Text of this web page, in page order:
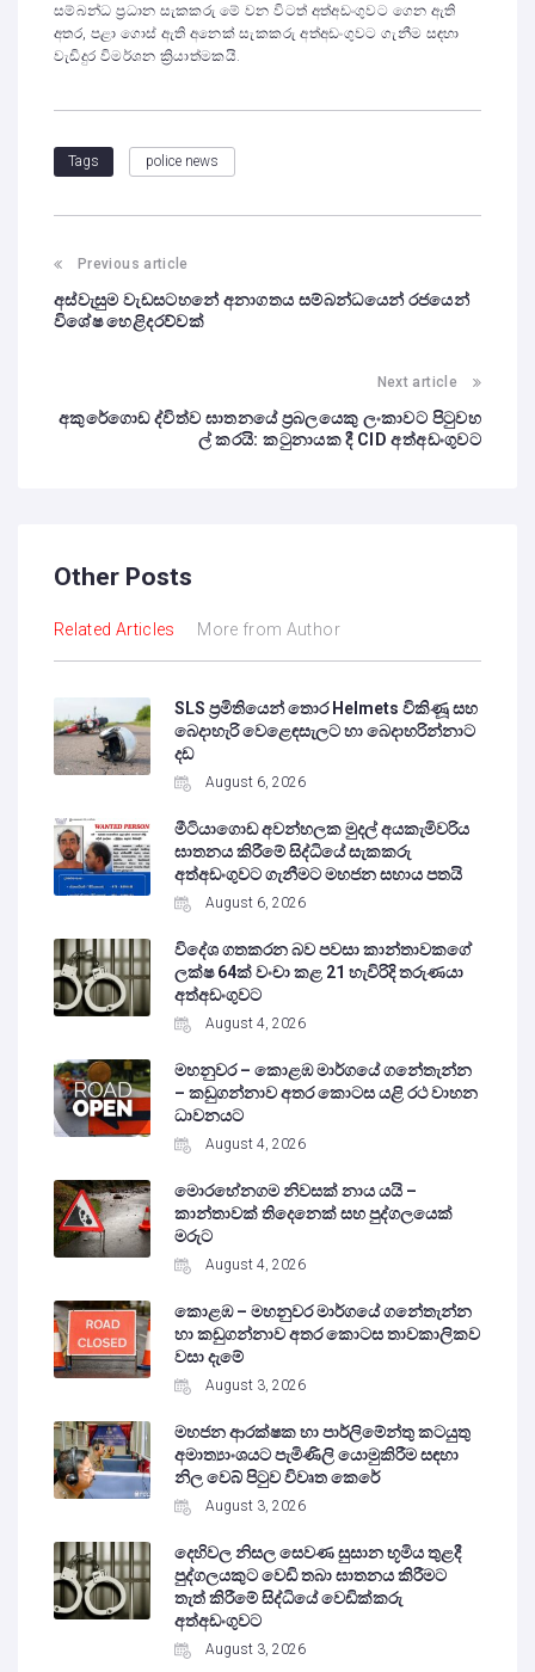
සම්බන්ධ ප්‍රධාන සැකකරු මේ වන විටත් අත්අඩංගුවට ගෙන ඇති
අතර, පළා ගොස් ඇති අනෙක් සැකකරු අත්අඩංගුවට ගැනීම සඳහා
වැඩිදුර විමර්ශන ක්‍රියාත්මකයි.
Tags police news
Previous article
අස්වැසුම වැඩසටහනේ අනාගතය සම්බන්ධයෙන් රජයෙන්
විශේෂ හෙළිදරව්වක්
Next article
අකුරේගොඩ ද්විත්ව ඝාතනයේ ප්‍රබලයෙකු ලංකාවට පිටුවහ
ල් කරයි: කටුනායක දී CID අත්අඩංගුවට
Other Posts
Related Articles More from Author
SLS ප්‍රමිතියෙන් තොර Helmets විකිණූ සහ
බෙදාහැරි වෙළෙඳසැලට හා බෙදාහරින්නාට
දඩ
August 6, 2026
මීටියාගොඩ අවන්හලක මුදල් අයකැමිවරිය
ඝාතනය කිරීමේ සිද්ධියේ සැකකරු
අත්අඩංගුවට ගැනීමට මහජන සහාය පතයි
August 6, 2026
විදේශ ගතකරන බව පවසා කාන්තාවකගේ
ලක්ෂ 64ක් වංචා කළ 21 හැවිරිදි තරුණයා
අත්අඩංගුවට
August 4, 2026
මහනුවර – කොළඹ මාර්ගයේ ගනේතැන්න
– කඩුගන්නාව අතර කොටස යළි රථ වාහන
ධාවනයට
August 4, 2026
මොරහේනගම නිවසක් නාය යයි –
කාන්තාවක් තිදෙනෙක් සහ පුද්ගලයෙක්
මරුට
August 4, 2026
කොළඹ – මහනුවර මාර්ගයේ ගනේතැන්න
හා කඩුගන්නාව අතර කොටස තාවකාලිකව
වසා දැමේ
August 3, 2026
මහජන ආරක්ෂක හා පාර්ලිමේන්තු කටයුතු
අමාත්‍යාංශයට පැමිණිලි යොමුකිරීම සඳහා
නිල වෙබ් පිටුව විවෘත කෙරේ
August 3, 2026
දෙහිවල නිසල සෙවණ සුසාන භූමිය තුළදී
පුද්ගලයකුට වෙඩි තබා ඝාතනය කිරීමට
තැත් කිරීමේ සිද්ධියේ වෙඩික්කරු
අත්අඩංගුවට
August 3, 2026